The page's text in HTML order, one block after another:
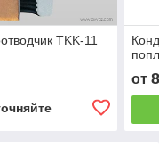
TKK-11
от